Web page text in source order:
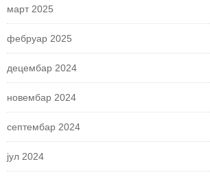
март 2025
фебруар 2025
децембар 2024
новембар 2024
септембар 2024
јул 2024